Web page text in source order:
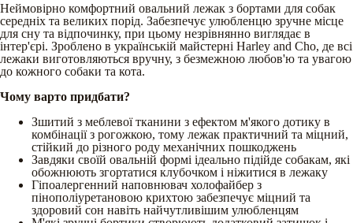
Неймовірно комфортний овальний лежак з бортами для собак
середніх та великих порід. Забезпечує улюбленцю зручне місце
для сну та відпочинку, при цьому незрівнянно виглядає в
інтер'єрі. Зроблено в українській майстерні Harley and Cho, де всі
лежаки виготовляються вручну, з безмежною любов'ю та увагою
до кожного собаки та кота.
Чому варто придбати?
Зшитий з меблевої тканини з ефектом м'якого дотику в
комбінації з рогожкою, тому лежак практичний та міцний,
стійкий до різного роду механічних пошкоджень
Завдяки своїй овальній формі ідеально підійде собакам, які
обожнюють згортатися клубочком і ніжитися в лежаку
Гіпоалергенний наповнювач холофайбер з
пінополіуретановою крихтою забезпечує міцний та
здоровий сон навіть найчутливішим улюбленцям